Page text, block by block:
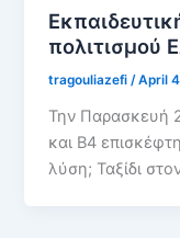
πολιτισμού
tragouliazefi/April
Την Παρασκευή
και Β4
λύση; Ταξίδι